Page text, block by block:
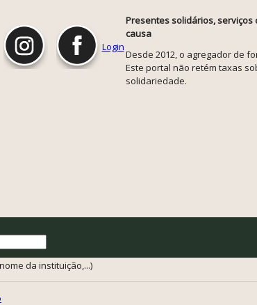
Login
Presentes solidários, serviços
causa
Desde 2012, o agregador de
Este portal não retém taxas
solidariedade.
da instituição,...)